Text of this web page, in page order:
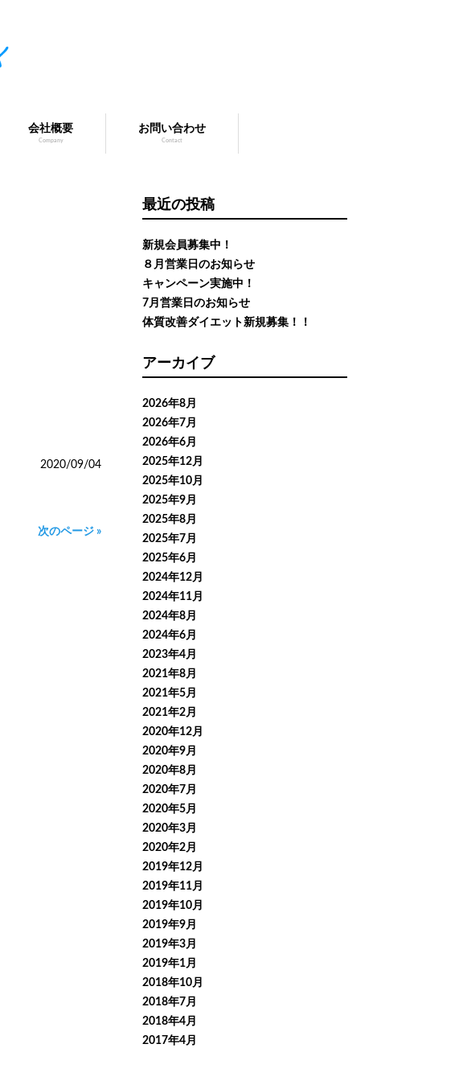
会社概要
Company
お問い合わせ
Contact
2020/09/04
次のページ »
最近の投稿
新規会員募集中！
８月営業日のお知らせ
キャンペーン実施中！
7月営業日のお知らせ
体質改善ダイエット新規募集！！
アーカイブ
2026年8月
2026年7月
2026年6月
2025年12月
2025年10月
2025年9月
2025年8月
2025年7月
2025年6月
2024年12月
2024年11月
2024年8月
2024年6月
2023年4月
2021年8月
2021年5月
2021年2月
2020年12月
2020年9月
2020年8月
2020年7月
2020年5月
2020年3月
2020年2月
2019年12月
2019年11月
2019年10月
2019年9月
2019年3月
2019年1月
2018年10月
2018年7月
2018年4月
2017年4月